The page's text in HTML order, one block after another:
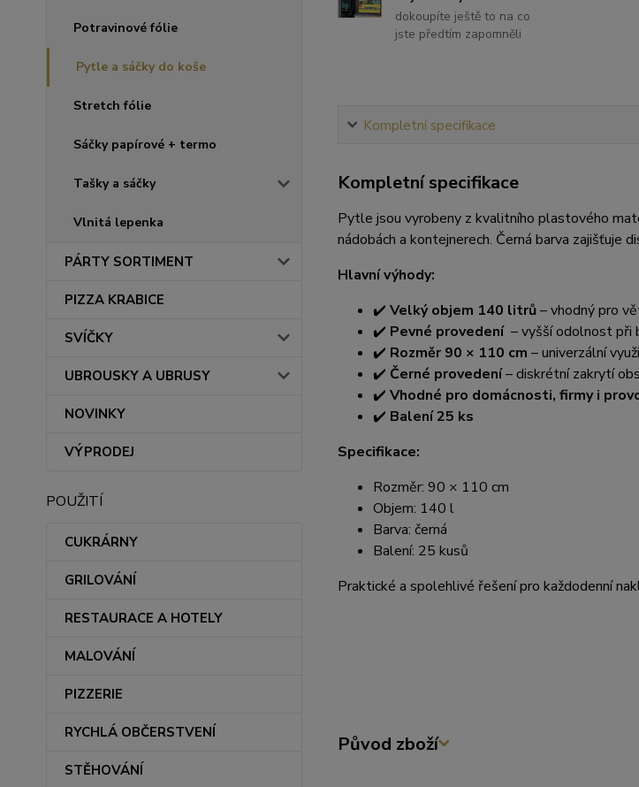
Potravinové fólie
Pytle a sáčky do koše
Stretch fólie
Sáčky papírové + termo
Tašky a sáčky
Vlnitá lepenka
PÁRTY SORTIMENT
PIZZA KRABICE
SVÍČKY
UBROUSKY A UBRUSY
NOVINKY
VÝPRODEJ
POUŽITÍ
CUKRÁRNY
GRILOVÁNÍ
RESTAURACE A HOTELY
MALOVÁNÍ
PIZZERIE
RYCHLÁ OBČERSTVENÍ
STĚHOVÁNÍ
dokoupíte ještě to na co
jste předtím zapomněli
Kompletní specifikace
Kompletní specifikace
Pytle jsou vyrobeny z kvalitního plastového
nádobách a kontejnerech. Černá barva zajišťuje
Hlavní výhody:
✔️ Velký objem 140 litrů– vhodný pro
✔️ Pevné provedení – vyšší odolnost při
✔️ Rozměr 90 × 110 cm – univerzální
✔️ Černé provedení– diskrétní zakrytí
✔️ Vhodné pro domácnosti, firmy i
✔️ Balení 25 ks
Specifikace:
Rozměr: 90 × 110 cm
Objem: 140 l
Barva: černá
Balení: 25 kusů
Praktické a spolehlivé řešení pro každodenní
Původ zboží